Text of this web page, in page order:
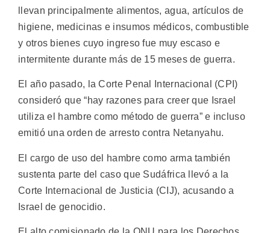
llevan principalmente alimentos, agua, artículos de
higiene, medicinas e insumos médicos, combustible
y otros bienes cuyo ingreso fue muy escaso e
intermitente durante más de 15 meses de guerra.
El año pasado, la Corte Penal Internacional (CPI)
consideró que “hay razones para creer que Israel
utiliza el hambre como método de guerra” e incluso
emitió una orden de arresto contra Netanyahu.
El cargo de uso del hambre como arma también
sustenta parte del caso que Sudáfrica llevó a la
Corte Internacional de Justicia (CIJ), acusando a
Israel de genocidio.